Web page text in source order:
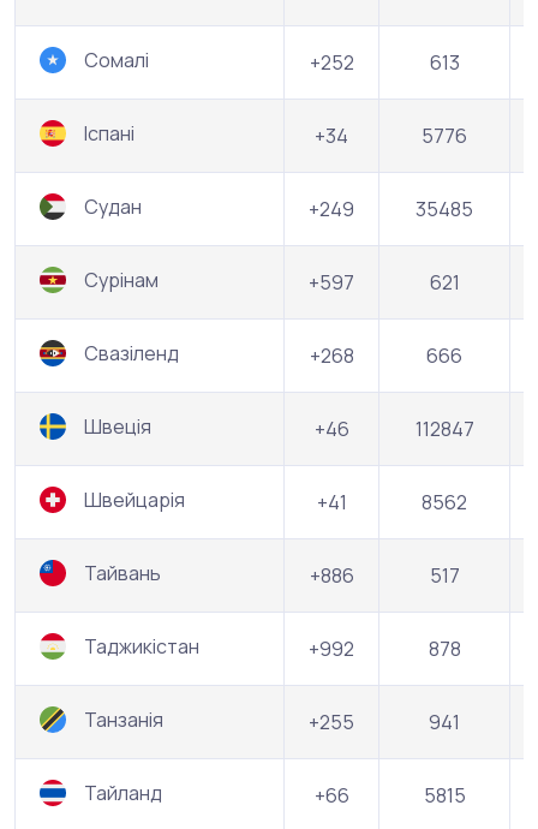
Сомалі +252 613
Іспані +34 5776
Судан +249 35485
Сурінам +597 621
Свазіленд +268 666
Швеція +46 112847
Швейцарія +41 8562
Тайвань +886 517
Таджикістан +992 878
Танзанія +255 941
Тайланд +66 5815